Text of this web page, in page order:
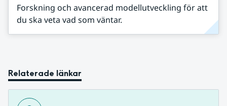
Forskning och avancerad modellutveckling för att
du ska veta vad som väntar.
Relaterade länkar